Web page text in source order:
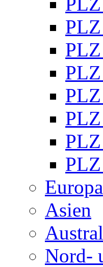
Europa
Asien
Nord-